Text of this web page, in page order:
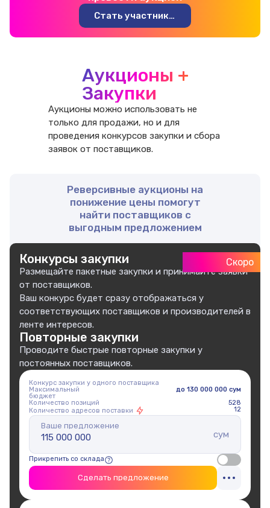
Стать участником
Аукционы +
Закупки
Аукционы можно использовать не
только для продажи, но и для
проведения конкурсов закупки и сбора
заявок от поставщиков.
Реверсивные аукционы на
понижение цены помогут
найти поставщиков с
выгодным предложением
Конкурсы закупки
Размещайте пакетные закупки и принимайте заявки
от поставщиков.
Ваш конкурс будет сразу отображаться у
соответствующих поставщиков и производителей в
ленте интересов.
Повторные закупки
Проводите быстрые повторные закупки у
постоянных поставщиков.
Конкурс закупки у одного поставщика
Максимальный
бюджет
до 130 000 000 сум
Количество позиций
528
Количество адресов поставки
12
Ваше предложение
сум
Прикрепить со склада
Сделать предложение
Скоро